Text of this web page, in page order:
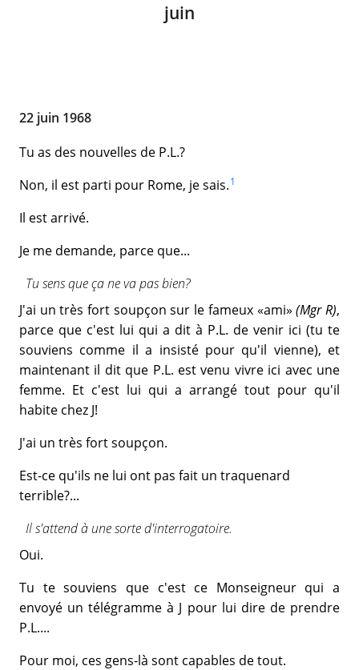
juin
22 juin 1968
Tu as des nouvelles de P.L.?
Non, il est parti pour Rome, je sais.1
Il est arrivé.
Je me demande, parce que...
Tu sens que ça ne va pas bien?
J'ai un très fort soupçon sur le fameux «ami»(Mgr R),
parce que c'est lui qui a dit à P.L. de venir ici (tu te
souviens comme il a insisté pour qu'il vienne), et
maintenant il dit que P.L. est venu vivre ici avec une
femme. Et c'est lui qui a arrangé tout pour qu'il
habite chez J!
J'ai un très fort soupçon.
Est-ce qu'ils ne lui ont pas fait un traquenard
terrible?...
Il s'attend à une sorte d'interrogatoire.
Oui.
Tu te souviens que c'est ce Monseigneur qui a
envoyé un télégramme à J pour lui dire de prendre
P.L....
Pour moi, ces gens-là sont capables de tout.